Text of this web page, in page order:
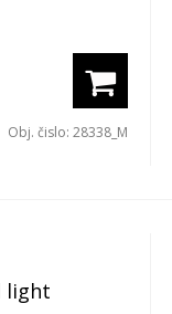
Obj. čislo:28338_M
light